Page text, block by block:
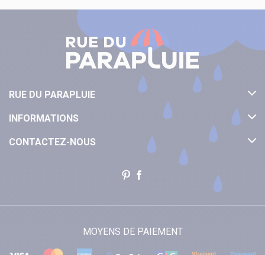
RUE DU PARAPLUIE
INFORMATIONS
CONTACTEZ-NOUS
MOYENS DE PAIEMENT